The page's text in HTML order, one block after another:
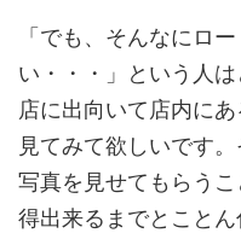
「でも、そんなにロ
い・・・」という人
店に出向いて店内に
見てみて欲しいです
写真を見せてもらう
得出来るまでとこと